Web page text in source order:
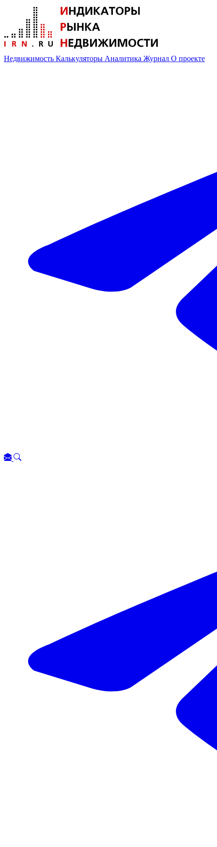
Недвижимость Калькуляторы Аналитика Журнал О проекте